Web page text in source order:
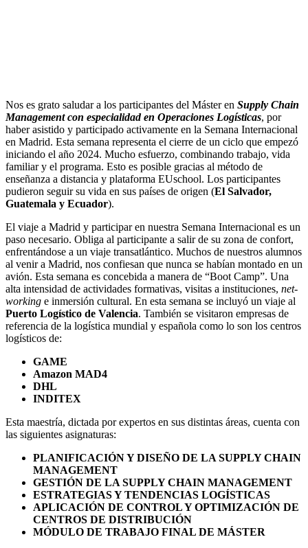
Nos es grato saludar a los participantes del Máster en Supply Chain
Management con especialidad en Operaciones Logísticas, por
haber asistido y participado activamente en la Semana Internacional
en Madrid. Esta semana representa el cierre de un ciclo que empezó
iniciando el año 2024. Mucho esfuerzo, combinando trabajo, vida
familiar y el programa. Esto es posible gracias al método de
enseñanza a distancia y plataforma EUschool. Los participantes
pudieron seguir su vida en sus países de origen (El Salvador,
Guatemala y Ecuador).
El viaje a Madrid y participar en nuestra Semana Internacional es un
paso necesario. Obliga al participante a salir de su zona de confort,
enfrentándose a un viaje transatlántico. Muchos de nuestros alumnos
al venir a Madrid, nos confiesan que nunca se habían montado en un
avión. Esta semana es concebida a manera de “Boot Camp”. Una
alta intensidad de actividades formativas, visitas a instituciones, net-
working e inmersión cultural. En esta semana se incluyó un viaje al
Puerto Logístico de Valencia. También se visitaron empresas de
referencia de la logística mundial y española como lo son los centros
logísticos de:
GAME
Amazon MAD4
DHL
INDITEX
Esta maestría, dictada por expertos en sus distintas áreas, cuenta con
las siguientes asignaturas:
PLANIFICACIÓN Y DISEÑO DE LA SUPPLY CHAIN
MANAGEMENT
GESTIÓN DE LA SUPPLY CHAIN MANAGEMENT
ESTRATEGIAS Y TENDENCIAS LOGÍSTICAS
APLICACIÓN DE CONTROL Y OPTIMIZACIÓN DE
CENTROS DE DISTRIBUCIÓN
MÓDULO DE TRABAJO FINAL DE MÁSTER